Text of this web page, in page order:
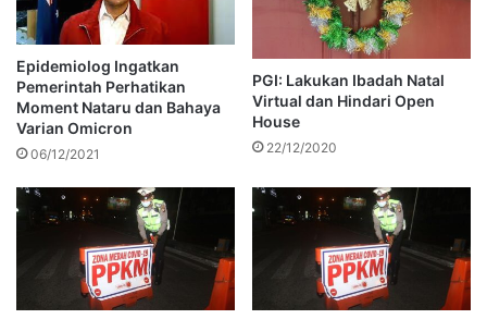
Epidemiolog Ingatkan
Pemerintah Perhatikan
Moment Nataru dan Bahaya
Varian Omicron
06/12/2021
PGI: Lakukan Ibadah Natal
Virtual dan Hindari Open
House
22/12/2020